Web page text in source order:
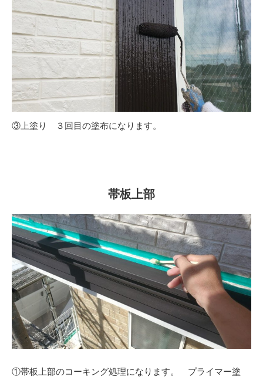
③上塗り ３回目の塗布になります。
帯板上部
①帯板上部のコーキング処理になります。 プライマー塗